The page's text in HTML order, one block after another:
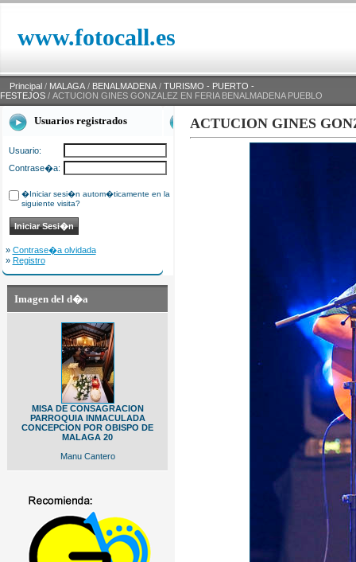
www.fotocall.es
Principal / MALAGA / BENALMADENA / TURISMO - PUERTO -
FESTEJOS / ACTUCION GINES GONZALEZ EN FERIA BENALMADENA PUEBLO
Usuarios registrados
Usuario:
Contrase�a:
�Iniciar sesi�n autom�ticamente en la
siguiente visita?
» Contrase�a olvidada
» Registro
Imagen del d�a
MISA DE CONSAGRACION
PARROQUIA INMACULADA
CONCEPCION POR OBISPO DE
MALAGA 20
Manu Cantero
ACTUCION GINES